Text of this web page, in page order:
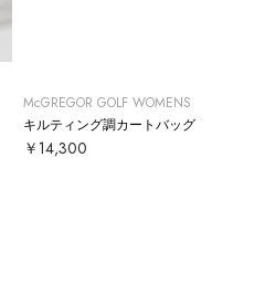
McGREGOR GOLF WOMENS
キルティング調カートバッグ
￥14,300